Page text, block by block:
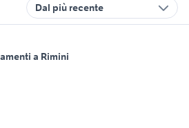
Dal più recente
a Rimini